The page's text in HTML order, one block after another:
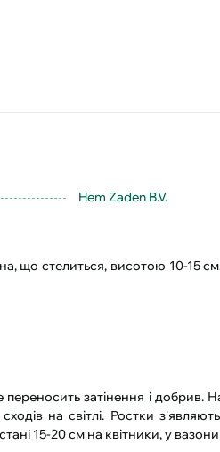
Hem Zaden B.V.
що стелиться, висотою 10-15 см.
затінення і добрив.
на світлі. Ростки
15-20 см на квітники, у